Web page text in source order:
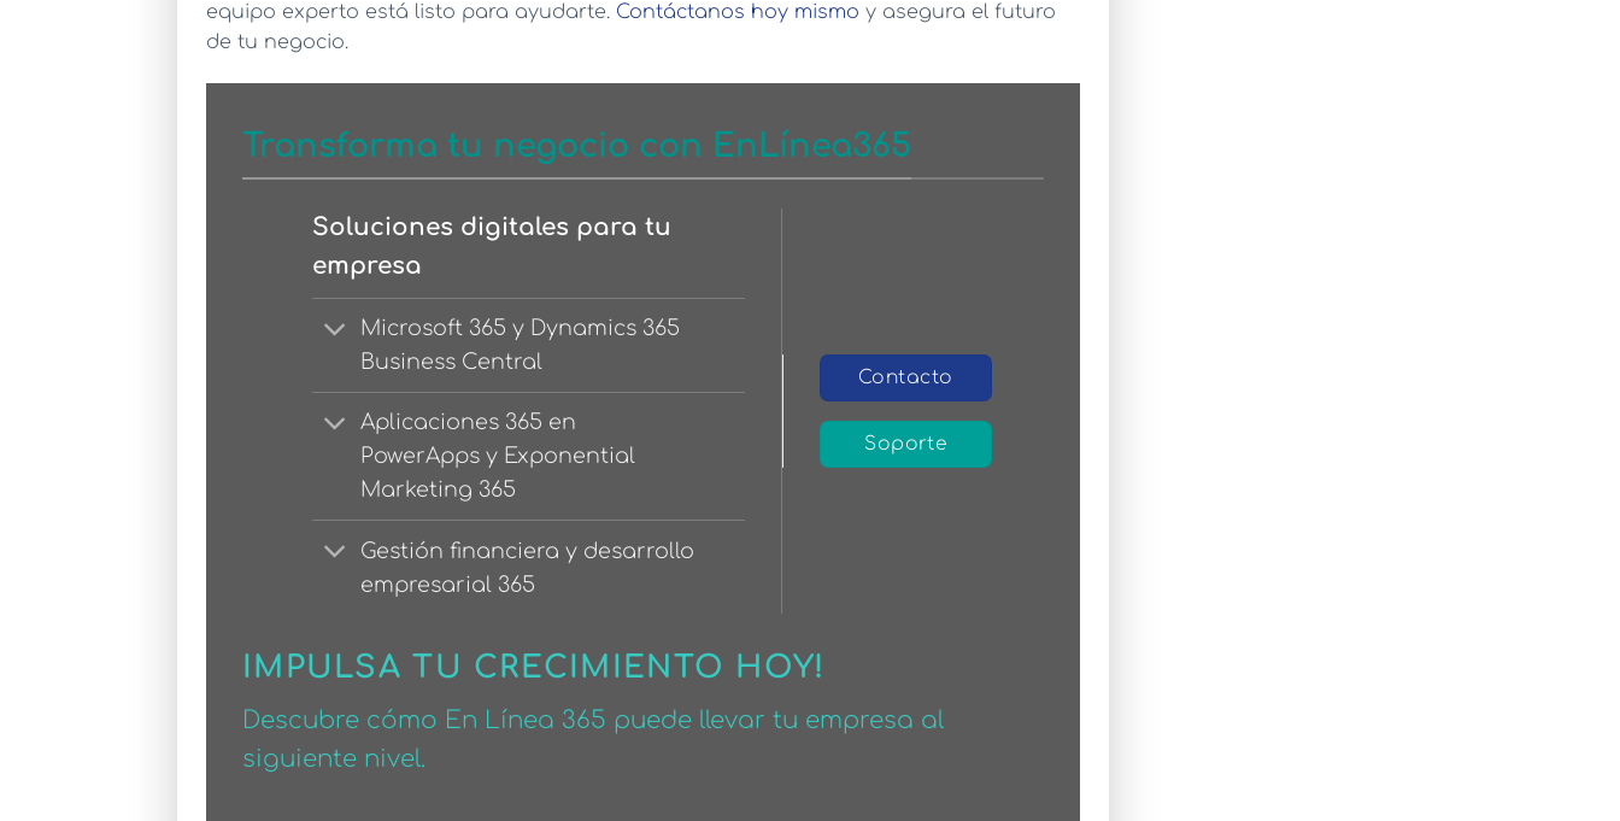
equipo experto está listo para ayudarte. Contáctanos hoy mismo y asegura el futuro
de tu negocio.
Transforma tu negocio con EnLínea365
Soluciones digitales para tu
empresa
Microsoft 365 y Dynamics 365
Business Central
Aplicaciones 365 en
PowerApps y Exponential
Marketing 365
Gestión financiera y desarrollo
empresarial 365
Contacto
Soporte
IMPULSA TU CRECIMIENTO HOY!
Descubre cómo En Línea 365 puede llevar tu empresa al
siguiente nivel.